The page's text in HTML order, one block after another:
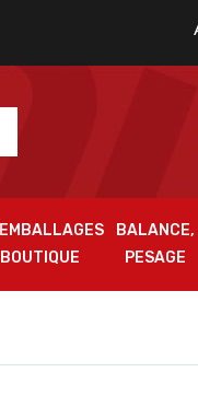
EMBALLAGES
BOUTIQUE
BALANCE,
PESAGE